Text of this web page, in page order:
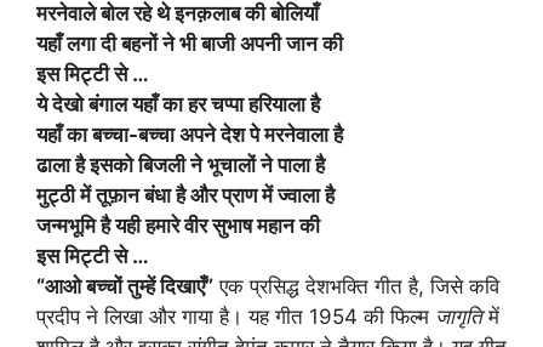
मरनेवाले बोल रहे थे इनक़लाब की बोलियाँ
यहाँ लगा दी बहनों ने भी बाजी अपनी जान की
इस मिट्टी से …
ये देखो बंगाल यहाँ का हर चप्पा हरियाला है
यहाँ का बच्चा-बच्चा अपने देश पे मरनेवाला है
ढाला है इसको बिजली ने भूचालों ने पाला है
मुट्ठी में तूफ़ान बंधा है और प्राण में ज्वाला है
जन्मभूमि है यही हमारे वीर सुभाष महान की
इस मिट्टी से …
“आओ बच्चों तुम्हें दिखाएँ” एक प्रसिद्ध देशभक्ति गीत है, जिसे कवि
प्रदीप ने लिखा और गाया है। यह गीत 1954 की फिल्म जागृतिमें